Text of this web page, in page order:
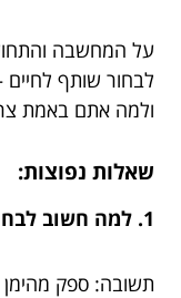
על המחשבה
לבחור שותף
ולמה אתם באמת
שאלות נפוצות:
1. למה חשוב לבחור ספק אחסון מהימן?
תשובה: ספק